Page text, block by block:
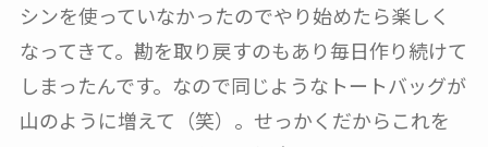
シンを使っていなかったのでやり始めたら楽しく
なってきて。勘を取り戻すのもあり毎日作り続けて
しまったんです。なので同じようなトートバッグが
山のように増えて（笑）。せっかくだからこれを